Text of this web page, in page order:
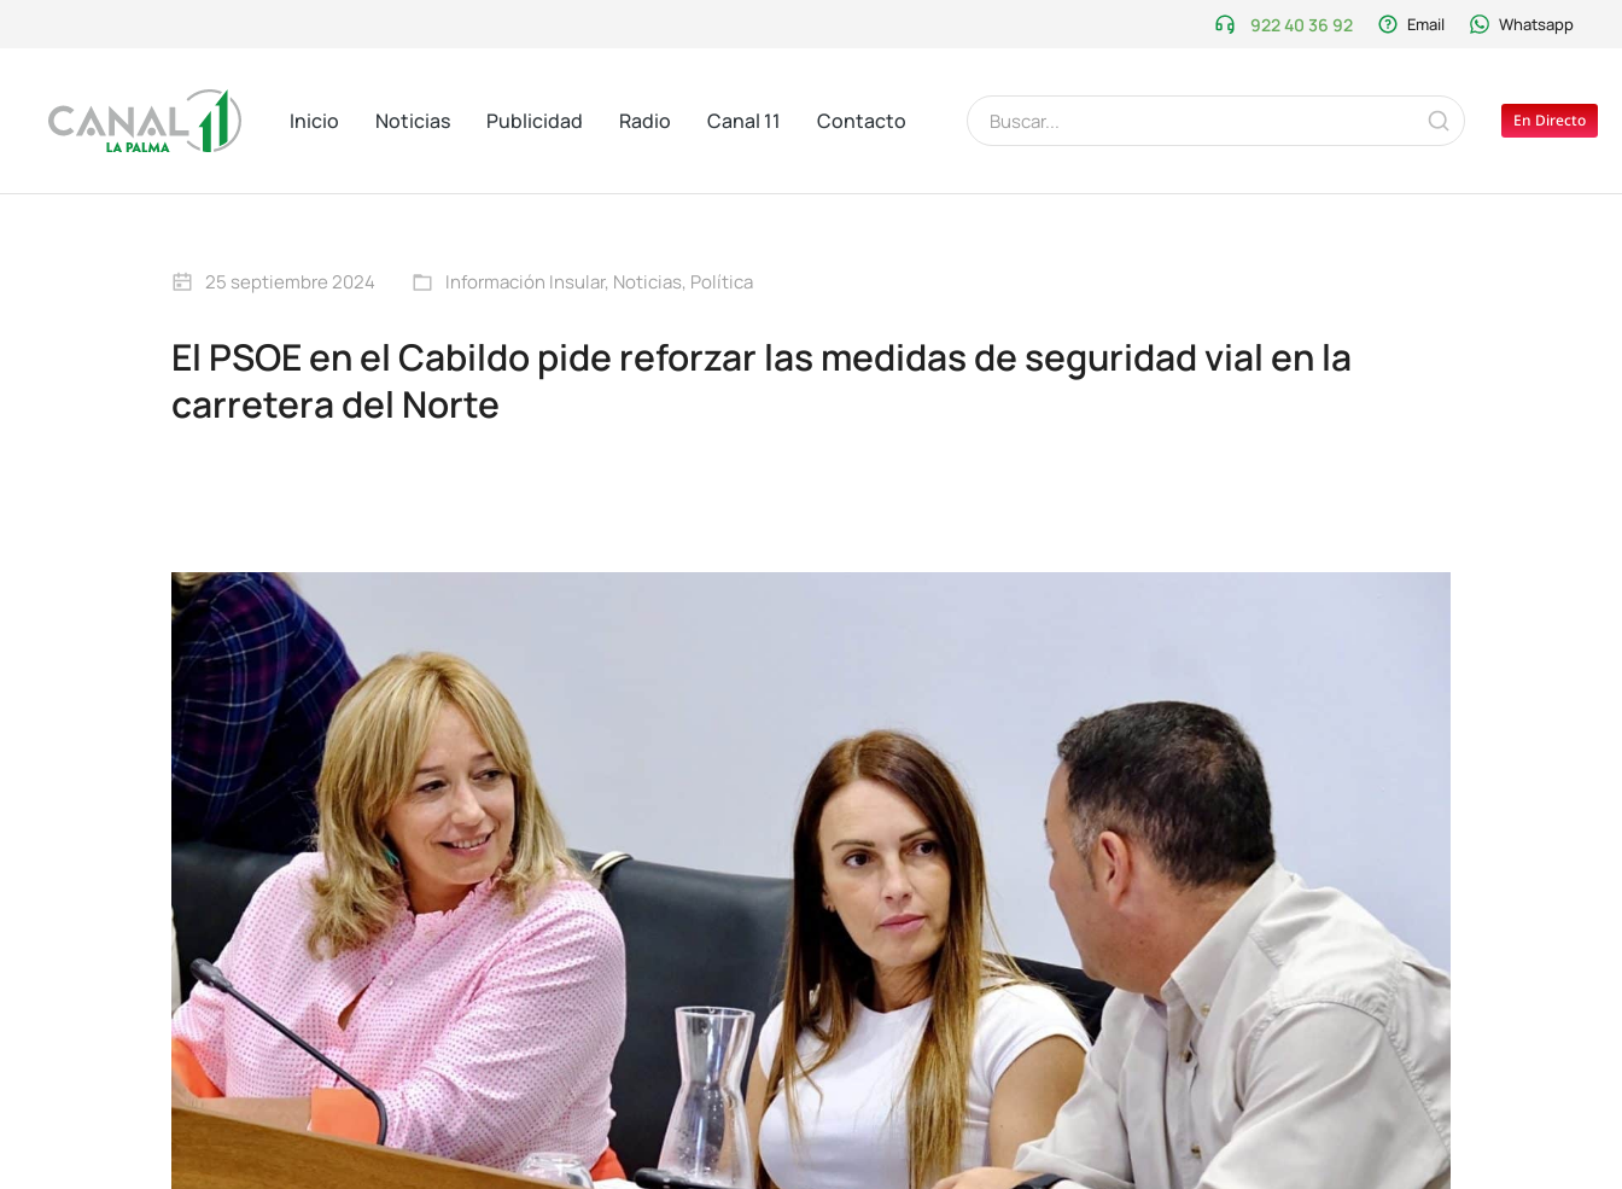
922 40 36 92 Email Whatsapp
Inicio Noticias Publicidad Radio Canal 11 Contacto En Directo
25 septiembre 2024 Información Insular, Noticias, Política
El PSOE en el Cabildo pide reforzar las medidas de seguridad vial en la
carretera del Norte